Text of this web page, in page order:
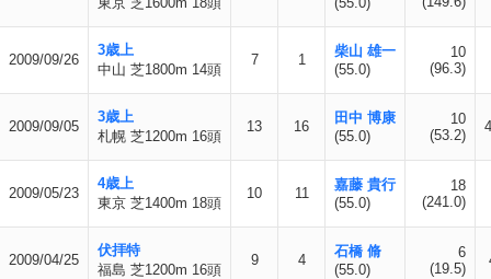
2009/09/26
3歳上
中山 芝1800m 14頭
7 1
柴山 雄一
(55.0)
10
(96.3)
2009/09/05
3歳上
札幌 芝1200m 16頭
13 16
田中 博康
(55.0)
10
(53.2)
2009/05/23
4歳上
東京 芝1400m 18頭
10 11
嘉藤 貴行
(55.0)
18
(241.0)
2009/04/25
伏拝特
福島 芝1200m 16頭
9 4
石橋 脩
(55.0)
6
(19.5)